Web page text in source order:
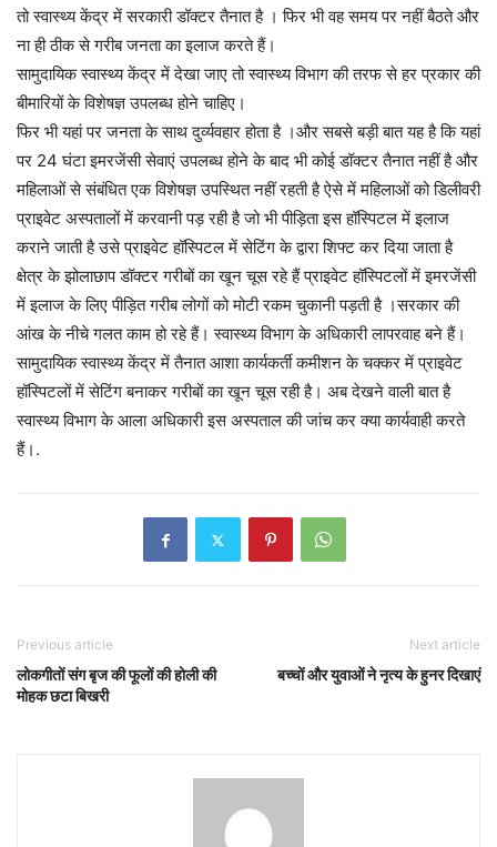
तो स्वास्थ्य केंद्र में सरकारी डॉक्टर तैनात है । फिर भी वह समय पर नहीं बैठते और
ना ही ठीक से गरीब जनता का इलाज करते हैं।
सामुदायिक स्वास्थ्य केंद्र में देखा जाए तो स्वास्थ्य विभाग की तरफ से हर प्रकार की
बीमारियों के विशेषज्ञ उपलब्ध होने चाहिए।
फिर भी यहां पर जनता के साथ दुर्व्यवहार होता है ।और सबसे बड़ी बात यह है कि यहां
पर 24 घंटा इमरजेंसी सेवाएं उपलब्ध होने के बाद भी कोई डॉक्टर तैनात नहीं है और
महिलाओं से संबंधित एक विशेषज्ञ उपस्थित नहीं रहती है ऐसे में महिलाओं को डिलीवरी
प्राइवेट अस्पतालों में करवानी पड़ रही है जो भी पीड़िता इस हॉस्पिटल में इलाज
कराने जाती है उसे प्राइवेट हॉस्पिटल में सेटिंग के द्वारा शिफ्ट कर दिया जाता है
क्षेत्र के झोलाछाप डॉक्टर गरीबों का खून चूस रहे हैं प्राइवेट हॉस्पिटलों में इमरजेंसी
में इलाज के लिए पीड़ित गरीब लोगों को मोटी रकम चुकानी पड़ती है ।सरकार की
आंख के नीचे गलत काम हो रहे हैं। स्वास्थ्य विभाग के अधिकारी लापरवाह बने हैं।
सामुदायिक स्वास्थ्य केंद्र में तैनात आशा कार्यकर्ती कमीशन के चक्कर में प्राइवेट
हॉस्पिटलों में सेटिंग बनाकर गरीबों का खून चूस रही है। अब देखने वाली बात है
स्वास्थ्य विभाग के आला अधिकारी इस अस्पताल की जांच कर क्या कार्यवाही करते
हैं।.
Previous article
लोकगीतों संग बृज की फूलों की होली की
मोहक छटा बिखरी
Next article
बच्चों और युवाओं ने नृत्य के हुनर दिखाएं